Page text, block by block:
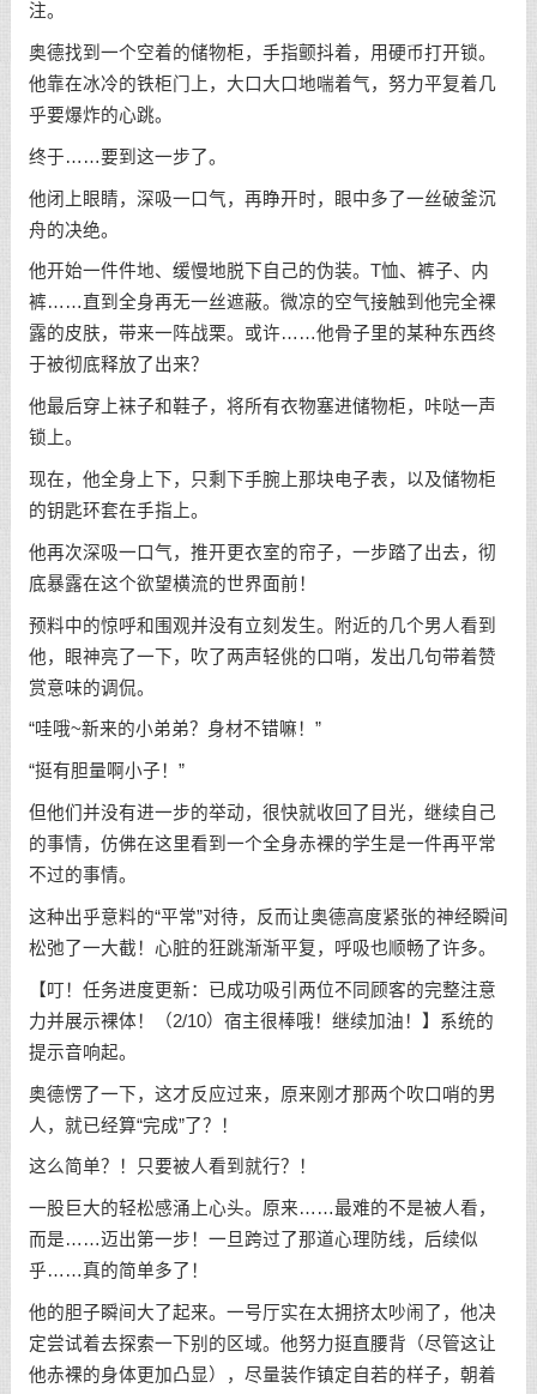
注。
奥德找到一个空着的储物柜，手指颤抖着，用硬币打开锁。
他靠在冰冷的铁柜门上，大口大口地喘着气，努力平复着几
乎要爆炸的心跳。
终于……要到这一步了。
他闭上眼睛，深吸一口气，再睁开时，眼中多了一丝破釜沉
舟的决绝。
他开始一件件地、缓慢地脱下自己的伪装。T恤、裤子、内
裤……直到全身再无一丝遮蔽。微凉的空气接触到他完全裸
露的皮肤，带来一阵战栗。或许……他骨子里的某种东西终
于被彻底释放了出来？
他最后穿上袜子和鞋子，将所有衣物塞进储物柜，咔哒一声
锁上。
现在，他全身上下，只剩下手腕上那块电子表，以及储物柜
的钥匙环套在手指上。
他再次深吸一口气，推开更衣室的帘子，一步踏了出去，彻
底暴露在这个欲望横流的世界面前！
预料中的惊呼和围观并没有立刻发生。附近的几个男人看到
他，眼神亮了一下，吹了两声轻佻的口哨，发出几句带着赞
赏意味的调侃。
“哇哦~新来的小弟弟？身材不错嘛！”
“挺有胆量啊小子！”
但他们并没有进一步的举动，很快就收回了目光，继续自己
的事情，仿佛在这里看到一个全身赤裸的学生是一件再平常
不过的事情。
这种出乎意料的“平常”对待，反而让奥德高度紧张的神经瞬间
松弛了一大截！心脏的狂跳渐渐平复，呼吸也顺畅了许多。
【叮！任务进度更新：已成功吸引两位不同顾客的完整注意
力并展示裸体！（2/10）宿主很棒哦！继续加油！】系统的
提示音响起。
奥德愣了一下，这才反应过来，原来刚才那两个吹口哨的男
人，就已经算“完成”了？！
这么简单？！只要被人看到就行？！
一股巨大的轻松感涌上心头。原来……最难的不是被人看，
而是……迈出第一步！一旦跨过了那道心理防线，后续似
乎……真的简单多了！
他的胆子瞬间大了起来。一号厅实在太拥挤太吵闹了，他决
定尝试着去探索一下别的区域。他努力挺直腰背（尽管这让
他赤裸的身体更加凸显），尽量装作镇定自若的样子，朝着